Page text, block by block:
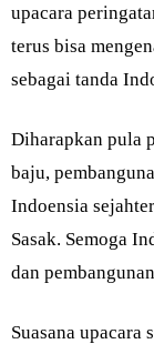
upacara
terus bisa
sebagai tanda
Diharapkan pula
baju,
Indoensia
Sasak. Semoga
dan
Suasana upacara